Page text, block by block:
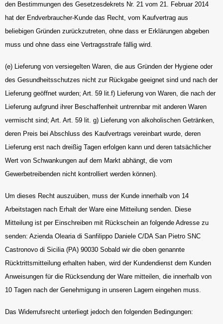
den Bestimmungen des Gesetzesdekrets Nr. 21 vom 21. Februar 2014
hat der Endverbraucher-Kunde das Recht, vom Kaufvertrag aus
beliebigen Gründen zurückzutreten, ohne dass er Erklärungen abgeben
muss und ohne dass eine Vertragsstrafe fällig wird.
(e) Lieferung von versiegelten Waren, die aus Gründen der Hygiene oder
des Gesundheitsschutzes nicht zur Rückgabe geeignet sind und nach der
Lieferung geöffnet wurden; Art. 59 lit.f) Lieferung von Waren, die nach der
Lieferung aufgrund ihrer Beschaffenheit untrennbar mit anderen Waren
vermischt sind; Art. Art. 59 lit. g) Lieferung von alkoholischen Getränken,
deren Preis bei Abschluss des Kaufvertrags vereinbart wurde, deren
Lieferung erst nach dreißig Tagen erfolgen kann und deren tatsächlicher
Wert von Schwankungen auf dem Markt abhängt, die vom
Gewerbetreibenden nicht kontrolliert werden können).
Um dieses Recht auszuüben, muss der Kunde innerhalb von 14
Arbeitstagen nach Erhalt der Ware eine Mitteilung senden. Diese
Mitteilung ist per Einschreiben mit Rückschein an folgende Adresse zu
senden: Azienda Olearia di Sanfilippo Daniele C/DA San Pietro SNC
Castronovo di Sicilia (PA) 90030 Sobald wir die oben genannte
Rücktrittsmitteilung erhalten haben, wird der Kundendienst dem Kunden
Anweisungen für die Rücksendung der Ware mitteilen, die innerhalb von
10 Tagen nach der Genehmigung in unseren Lagern eingehen muss.
Das Widerrufsrecht unterliegt jedoch den folgenden Bedingungen: